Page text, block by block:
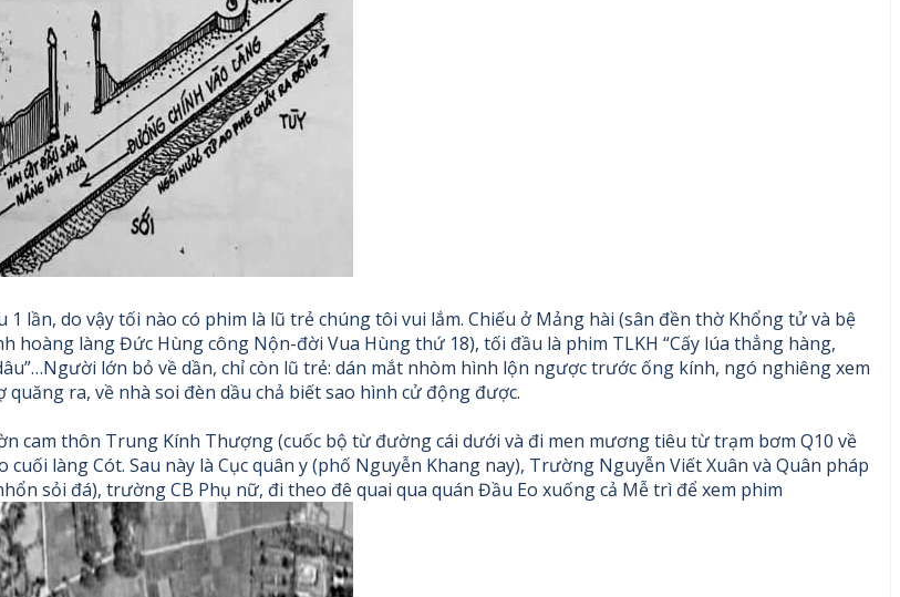
lần, do vậy tối nào có phim là lũ trẻ chúng tôi vui lắm. Chiếu ở Mảng hài (sân đền thờ Khổng tử và bệ
hoàng làng Đức Hùng công Nộn-đời Vua Hùng thứ 18), tối đầu là phim TLKH “Cấy lúa thẳng hàng,
lớn bỏ về dần, chỉ còn lũ trẻ: dán mắt nhòm hình lộn ngược trước ống kính, ngó nghiêng xem
ra, về nhà soi đèn dầu chả biết sao hình cử động được.
cam thôn Trung Kính Thượng (cuốc bộ từ đường cái dưới và đi men mương tiêu từ trạm bơm Q10 về
cuối làng Cót. Sau này là Cục quân y (phố Nguyễn Khang nay), Trường Nguyễn Viết Xuân và Quân pháp
sỏi đá), trường CB Phụ nữ, đi theo đê quai qua quán Đầu Eo xuống cả Mễ trì để xem phim